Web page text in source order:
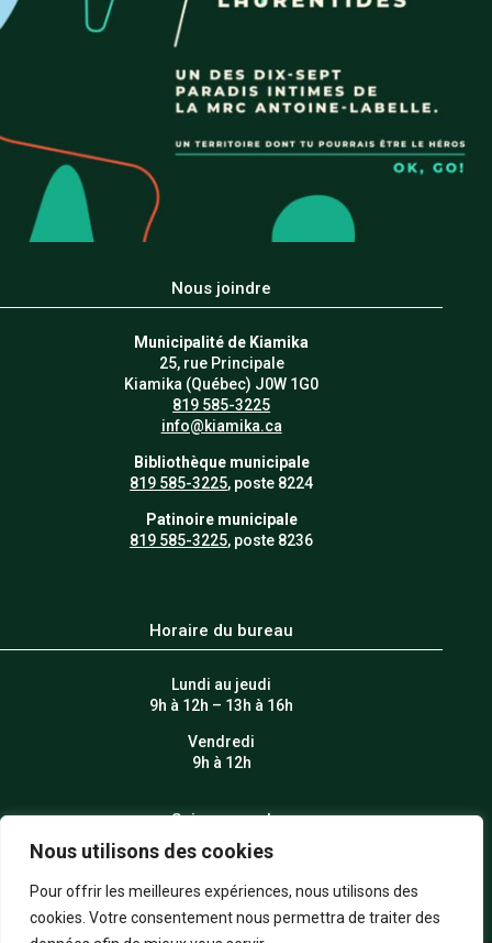
Nous utilisons des cookies
Pour offrir les meilleures expériences, nous utilisons des
cookies. Votre consentement nous permettra de traiter des
Nous joindre
Municipalité de Kiamika
25, rue Principale
Kiamika (Québec) J0W 1G0
819 585-3225
info@kiamika.ca
Bibliothèque municipale
819 585-3225, poste 8224
Patinoire municipale
819 585-3225, poste 8236
Horaire du bureau
Lundi au jeudi
9h à 12h – 13h à 16h
Vendredi
9h à 12h
Suivez-nous!